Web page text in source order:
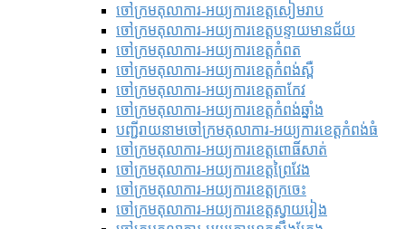
ចៅក្រមតុលាការ-អយ្យការខេត្តសៀមរាប
ចៅក្រមតុលាការ-អយ្យការខេត្តបន្ទាយមានជ័យ
ចៅក្រមតុលាការ-អយ្យការខេត្តកំពត
ចៅក្រមតុលាការ-អយ្យការខេត្តកំពង់ស្ពឺ
ចៅក្រមតុលាការ-អយ្យការខេត្តតាកែវ
ចៅក្រមតុលាការ-អយ្យការខេត្តកំពង់ឆ្នាំង
បញ្ជីរាយនាមចៅក្រមតុលាការ-អយ្យការខេត្តកំពង់ធំ
ចៅក្រមតុលាការ-អយ្យការខេត្តពោធិ៍សាត់
ចៅក្រមតុលាការ-អយ្យការខេត្តព្រៃវែង
ចៅក្រមតុលាការ-អយ្យការខេត្តក្រចេះ
ចៅក្រមតុលាការ-អយ្យការខេត្តស្វាយរៀង